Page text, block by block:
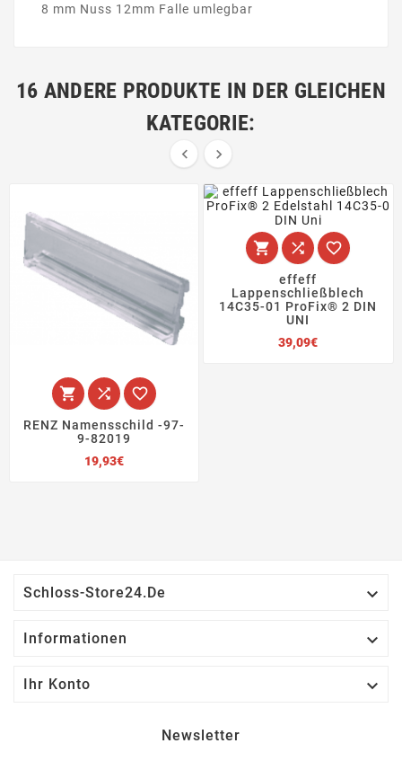
8 mm Nuss 12mm Falle umlegbar
16 ANDERE PRODUKTE IN DER GLEICHEN
KATEGORIE:
 
  
RENZ Namensschild -97-
9-82019
19,93€Preis
  
effeff
Lappenschließblech
14C35-01 ProFix® 2 DIN
UNI
39,09€Preis
Schloss-Store24.de 
Informationen 
Ihr Konto 
Newsletter